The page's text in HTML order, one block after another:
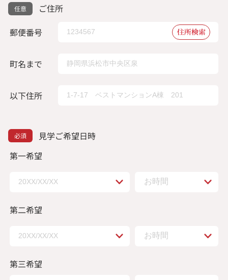
ご住所
郵便番号
住所検索
町名まで
以下住所
見学ご希望日時
第一希望
第二希望
第三希望